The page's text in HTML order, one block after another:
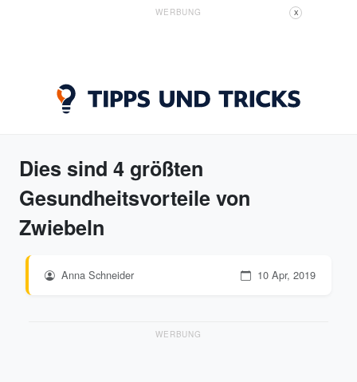
WERBUNG X
Dies sind 4 größten
Gesundheitsvorteile von
Zwiebeln
Anna Schneider 10 Apr, 2019
WERBUNG